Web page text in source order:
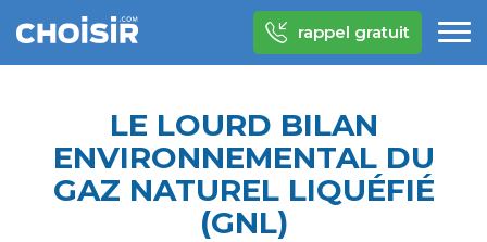
rappel gratuit
LE LOURD BILAN
ENVIRONNEMENTAL DU
GAZ NATUREL LIQUÉFIÉ
(GNL)